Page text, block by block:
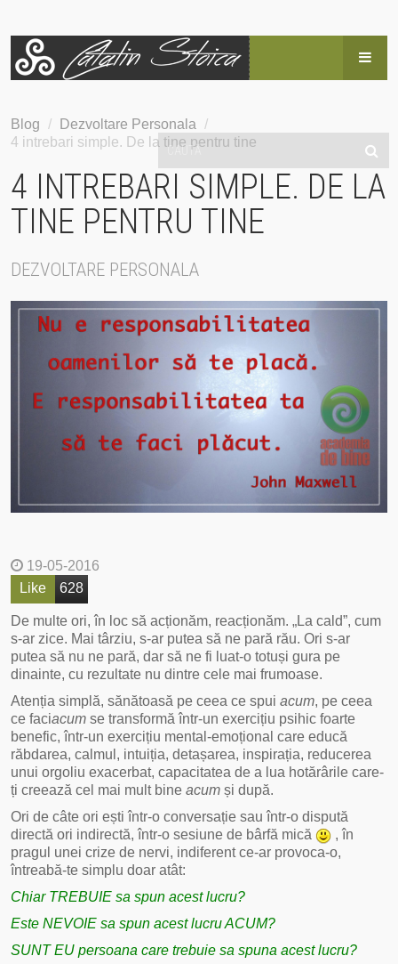
BLOG
POVESTEA LUI CĂTĂLIN
SERVICII
EVENIMENTE
HAI SUS!
CONTACT
Blog / Dezvoltare Personala
/
4 intrebari simple. De la tine pentru tine
4 INTREBARI SIMPLE. DE LA
TINE PENTRU TINE
DEZVOLTARE PERSONALA
19-05-2016
Like
628
De multe ori, în loc să acționăm, reacționăm. „La cald”, cum
s-ar zice. Mai târziu, s-ar putea să ne pară rău. Ori s-ar
putea să nu ne pară, dar să ne fi luat-o totuși gura pe
dinainte, cu rezultate nu dintre cele mai frumoase.
Atenția simplă, sănătoasă pe ceea ce spuiacum, pe ceea
ce faciacum se transformă într-un exercițiu psihic foarte
benefic, într-un exercițiu mental-emoțional care educă
răbdarea, calmul, intuiția, detașarea, inspirația, reducerea
unui orgoliu exacerbat, capacitatea de a lua hotărârile care-
ți creează cel mai mult bineacum și după.
Ori de câte ori ești într-o conversație sau într-o dispută
directă ori indirectă, într-o sesiune de bârfă mică
, în
pragul unei crize de nervi, indiferent ce-ar provoca-o,
întreabă-te simplu doar atât:
Chiar TREBUIE sa spun acest lucru?
Este NEVOIE sa spun acest lucru ACUM?
SUNT EU persoana care trebuie sa spuna acest lucru?